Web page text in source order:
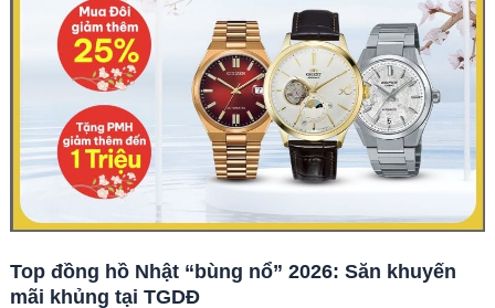
Top đồng hồ Nhật “bùng nổ” 2026: Săn khuyến
mãi khủng tại TGDĐ